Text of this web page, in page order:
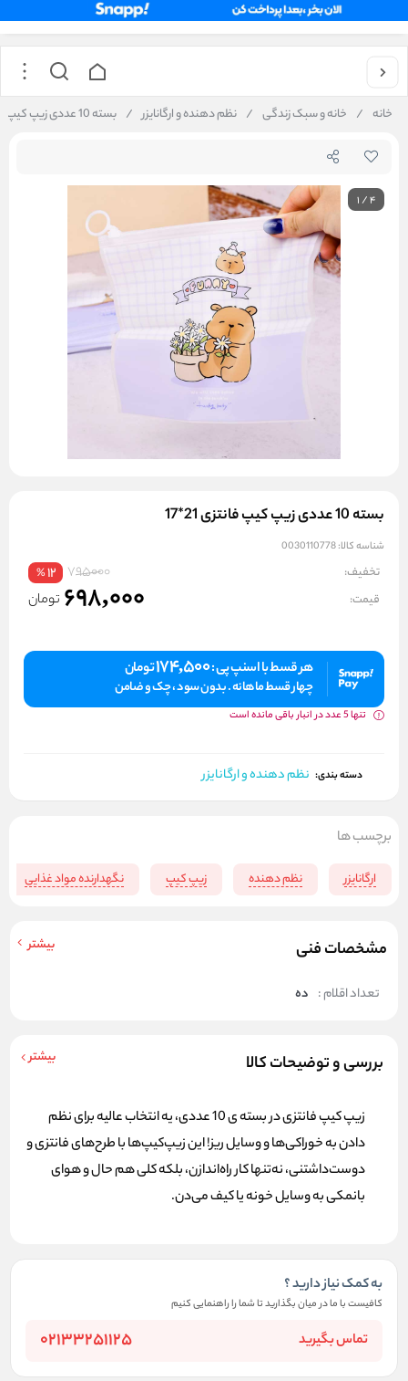
خانه / خانه و سبک زندگی / نظم دهنده و ارگانایزر / بسته 10 عددی زیپ کیپ فانتزی 21*17
1/4
بسته 10 عددی زیپ کیپ فانتزی 21*17
شناسه کالا:0030110778
تخفیف: 795000
12
%
قیمت: 698,000 تومان
هر قسط با اسنپ پی :174,500تومان
چهار قسط ماهانه . بدون سود ، چک و ضامن
تنها 5 عدد در انبار باقی مانده است
دسته بندی: نظم دهنده و ارگانایزر
مشخصات فنی بیشتر
تعداد اقلام : ده
بررسی و توضیحات کالا بیشتر
زیپ‌ کیپ
فانتزی در بسته ی 10 عددی، یه انتخاب عالیه برای نظم
دادن به خوراکی‌ها و وسایل ریز! این زیپ‌کیپ‌ها با طرح‌های فانتزی و
دوست‌داشتنی، نه‌تنها کار راه‌اندازن، بلکه کلی هم حال و هوای
بانمکی به وسایل خونه یا کیف می‌دن.
به کمک نیاز دارید ؟
کافیست با ما در میان بگذارید تا شما را راهنمایی کنیم
تماس بگیرید 02133251125
برچسب ها
ارگانایزر نظم دهنده زیپ کیپ نگهدارنده مواد غذایی